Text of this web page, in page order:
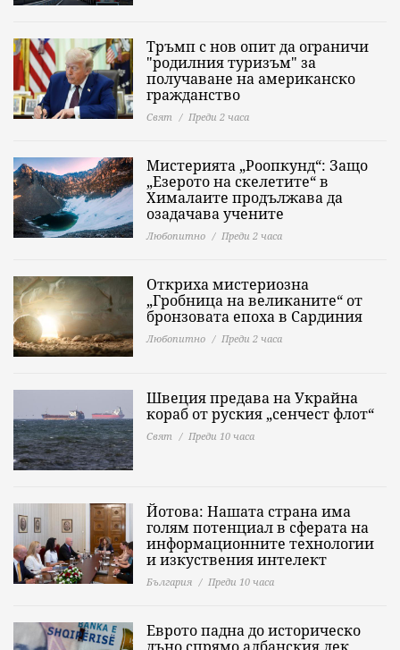
Тръмп с нов опит да ограничи
"родилния туризъм" за
получаване на американско
гражданство
Свят Преди 2 часа
Мистерията „Роопкунд“: Защо
„Езерото на скелетите“ в
Хималаите продължава да
озадачава учените
Любопитно Преди 2 часа
Откриха мистериозна
„Гробница на великаните“ от
бронзовата епоха в Сардиния
Любопитно Преди 2 часа
Швеция предава на Украйна
кораб от руския „сенчест флот“
Свят Преди 10 часа
Йотова: Нашата страна има
голям потенциал в сферата на
информационните технологии
и изкуствения интелект
България Преди 10 часа
Еврото падна до историческо